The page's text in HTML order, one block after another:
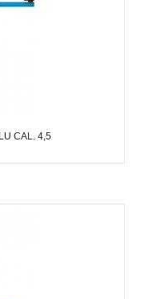
CAL. 4,5